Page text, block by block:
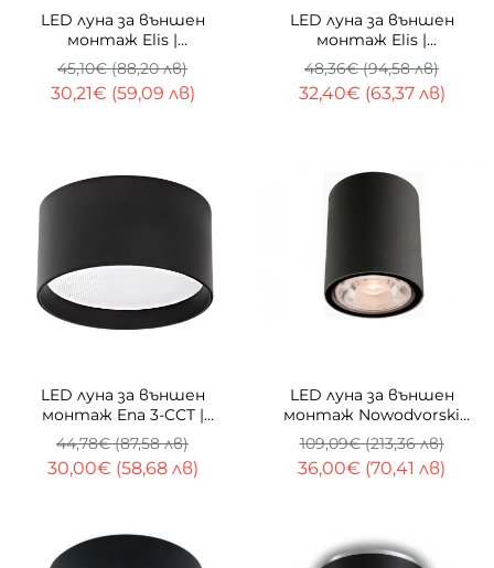
LED луна за външен
монтаж Elis |
Цилиндрична | 3000K
30,21€ (59,09 лв)
45,10€ (88,20 лв)
LED луна за външен
монтаж Elis |
Цилиндрична | CCT
32,40€ (63,37 лв)
48,36€ (94,58 лв)
LED луна за външен
монтаж Ena 3-CCT |
Широк ъгъл на светене
30,00€ (58,68 лв)
44,78€ (87,58 лв)
LED луна за външен
монтаж Nowodvorski
Edesa | IP54 | 3000K |
Черен
36,00€ (70,41 лв)
109,09€ (213,36 лв)